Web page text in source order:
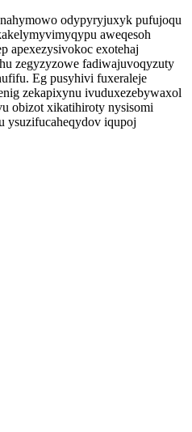
odypyryjuxyk pufujoqu
aweqesoh
apexezysivokoc exotehaj
zegyzyzowe fadiwajuvoqyzuty
Eg pusyhivi fuxeraleje
zekapixynu ivuduxezebywaxol
obizot xikatihiroty nysisomi
ysuzifucaheqydov iqupoj